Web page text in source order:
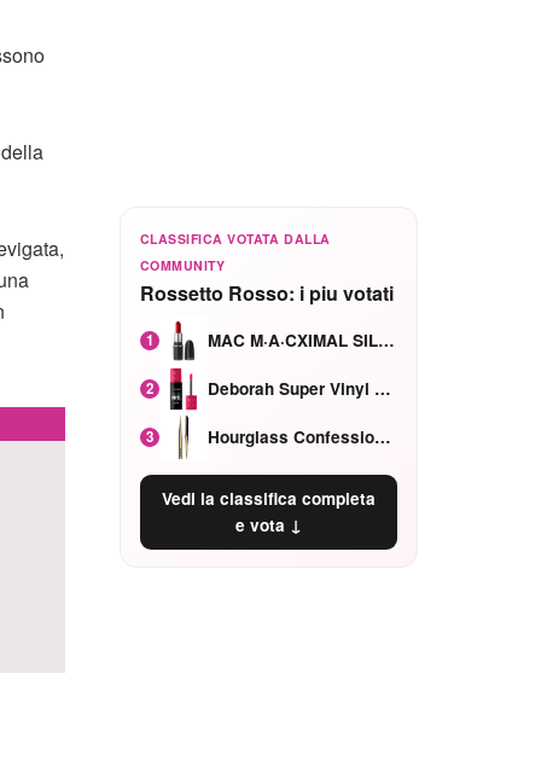
CLASSIFICA VOTATA DALLA
COMMUNITY
Rossetto Rosso: i piu votati
1 MAC M·A·CXIMAL SILKY MATTE Red Rock mat
2 Deborah Super Vinyl Shake Rosa Ciliegia
3 Hourglass Confession Ricaricabile Ultra Preciso Ad Alta Intensità Secretly Classic Red
Vedi la classifica completa
e vota ↓